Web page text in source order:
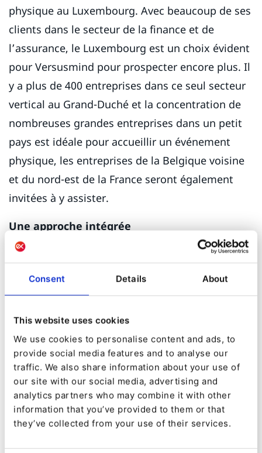
Consent Details About
This website uses cookies
We use cookies to personalise content and ads, to
provide social media features and to analyse our
traffic. We also share information about your use of
our site with our social media, advertising and
analytics partners who may combine it with other
information that you’ve provided to them or that
they’ve collected from your use of their services.
physique au Luxembourg. Avec beaucoup de ses
clients dans le secteur de la finance et de
l’assurance, le Luxembourg est un choix évident
pour Versusmind pour prospecter encore plus. Il
y a plus de 400 entreprises dans ce seul secteur
vertical au Grand-Duché et la concentration de
nombreuses grandes entreprises dans un petit
pays est idéale pour accueillir un événement
physique, les entreprises de la Belgique voisine
et du nord-est de la France seront également
invitées à y assister.
Une approche intégrée
« Notre singularité réside dans notre approche
intégrée pour satisfaire les exigences de nos
clients. Nous ne prenons pas seulement en main
approche intégrée marketing digital (le
référencement et le marketing de contenu).
Nous travaillons avec des organisations sur tous
les aspects concernant les affaires, et les aidons
à comprendre les objectifs et les défis qu’elles